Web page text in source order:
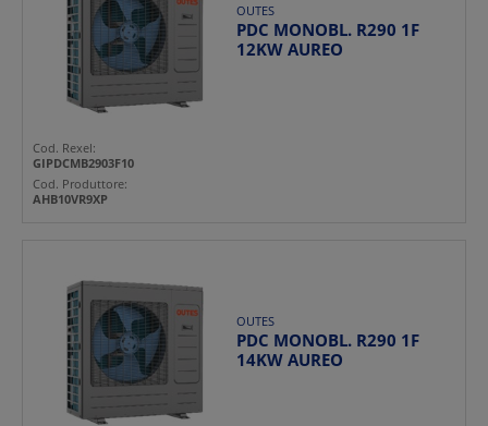
OUTES
PDC MONOBL. R290 1F
12KW AUREO
Cod. Rexel:
GIPDCMB2903F10
Cod. Produttore:
AHB10VR9XP
OUTES
PDC MONOBL. R290 1F
14KW AUREO